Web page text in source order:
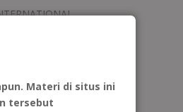
Materi di situs ini
tersebut